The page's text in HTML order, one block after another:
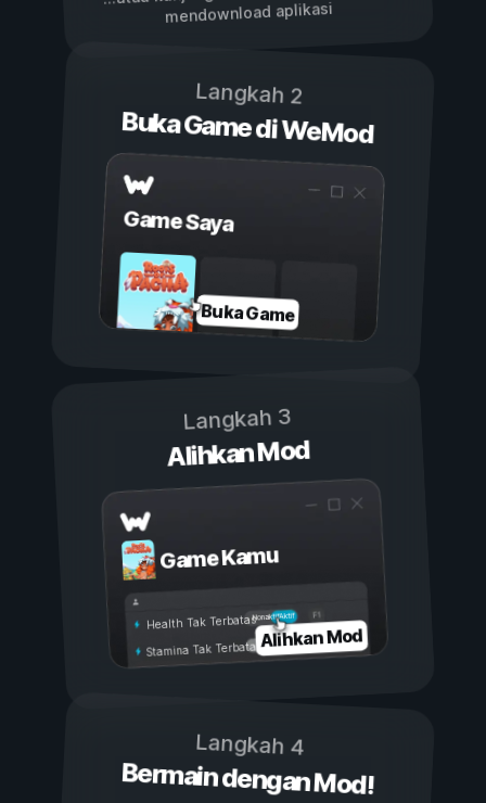
mendownload aplikasi
Langkah 2
Buka Game di WeMod
Game Saya
Buka Game
Langkah 3
Alihkan Mod
Game Kamu
Aktif
Nonaktif
Health Tak Terbatas
Stamina Tak TerbatasAlihkan Mod
Langkah 4
Bermain dengan Mod!